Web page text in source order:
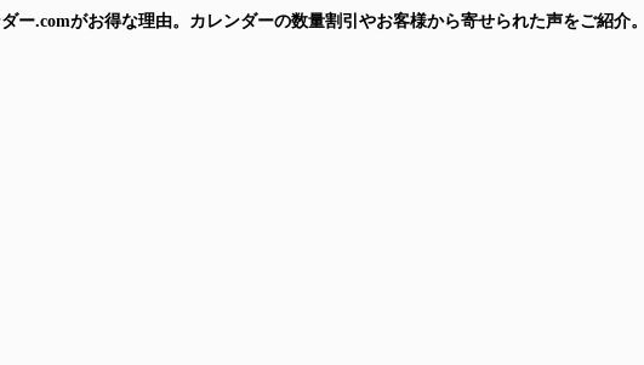
ー.comがお得な理由。カレンダーの数量割引やお客様から寄せられた声をご紹介。